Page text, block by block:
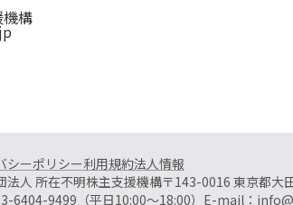
構
シーポリシー利用規約法人情報
法人 所在不明株主支援機構〒143-0016 東京都大
6404-9499 （平日10:00〜18:00） E-mail：